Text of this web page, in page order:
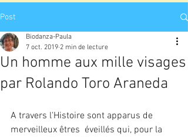
Post
Un homme aux mille visages
par Rolando Toro Araneda
Biodanza-Paula
7 oct. 2019 2 min de lecture
A travers l'Histoire sont apparus de
merveilleux êtres  éveillés qui, pour la